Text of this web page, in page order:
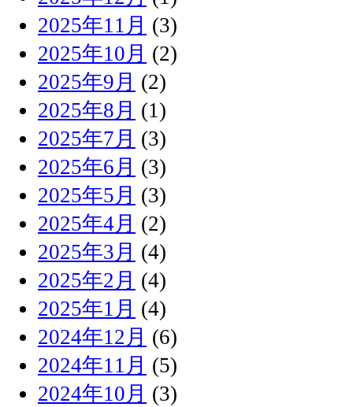
2025年11月 (3)
2025年10月 (2)
2025年9月 (2)
2025年8月 (1)
2025年7月 (3)
2025年6月 (3)
2025年5月 (3)
2025年4月 (2)
2025年3月 (4)
2025年2月 (4)
2025年1月 (4)
2024年12月 (6)
2024年11月 (5)
2024年10月 (3)